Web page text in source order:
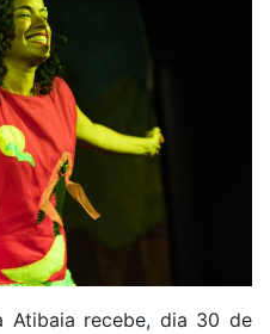
Atibaia recebe, dia 30 de